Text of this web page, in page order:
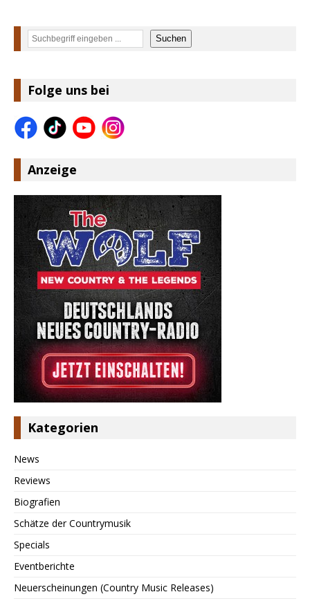
Suchen Suchen
Folge uns bei
Anzeige
Kategorien
News
Reviews
Biografien
Schätze der Countrymusik
Specials
Eventberichte
Neuerscheinungen (Country Music Releases)